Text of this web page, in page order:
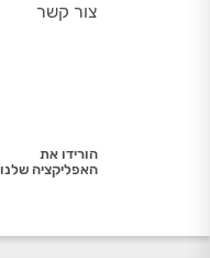
צור קשר
הורידו את
האפליקציה שלנו